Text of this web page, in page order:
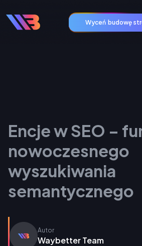
Wyceń budo|
Encje w SEO –
nowoczesnego
wyszukiwania
semantycznego
Autor
Waybetter Team